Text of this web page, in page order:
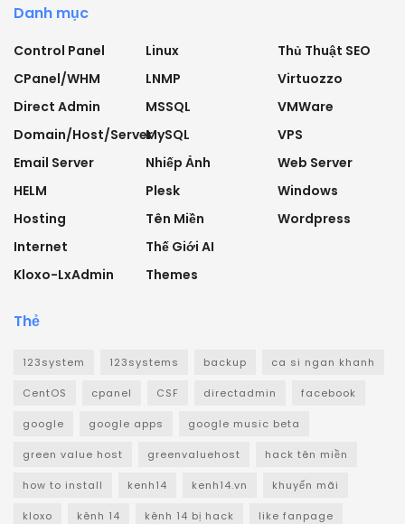
Danh mục
Control Panel
CPanel/WHM
Direct Admin
Domain/Host/Server
Email Server
HELM
Hosting
Internet
Kloxo-LxAdmin
Linux
LNMP
MSSQL
MySQL
Nhiếp Ảnh
Plesk
Tên Miền
Thế Giới AI
Themes
Thủ Thuật SEO
Virtuozzo
VMWare
VPS
Web Server
Windows
Wordpress
Thẻ
123system 123systems backup ca si ngan khanh
CentOS cpanel CSF directadmin facebook
google google apps google music beta
green value host greenvaluehost hack tên miền
how to install kenh14 kenh14.vn khuyến mãi
kloxo kênh 14 kênh 14 bị hack like fanpage